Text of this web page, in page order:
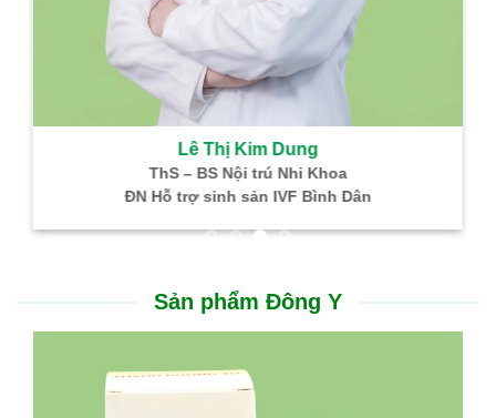
Lê Thị Kim Dung
ThS – BS Nội trú Nhi Khoa
ĐN Hỗ trợ sinh sản IVF Bình Dân
Sản phẩm Đông Y